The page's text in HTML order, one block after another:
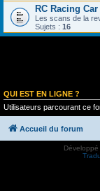
RC Racing Car
Les scans de la
Sujets : 16
QUI EST EN LIGNE ?
Utilisateurs parcourant ce
Accueil du forum
Développé